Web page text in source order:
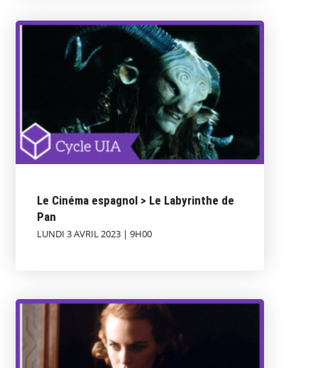
Le Cinéma espagnol > Le Labyrinthe de
Pan
LUNDI 3 AVRIL 2023 | 9H00